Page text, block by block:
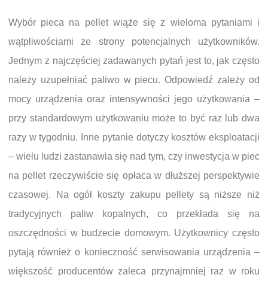
Wybór pieca na pellet wiąże się z wieloma pytaniami i
wątpliwościami ze strony potencjalnych użytkowników.
Jednym z najczęściej zadawanych pytań jest to, jak często
należy uzupełniać paliwo w piecu. Odpowiedź zależy od
mocy urządzenia oraz intensywności jego użytkowania –
przy standardowym użytkowaniu może to być raz lub dwa
razy w tygodniu. Inne pytanie dotyczy kosztów eksploatacji
– wielu ludzi zastanawia się nad tym, czy inwestycja w piec
na pellet rzeczywiście się opłaca w dłuższej perspektywie
czasowej. Na ogół koszty zakupu pellety są niższe niż
tradycyjnych paliw kopalnych, co przekłada się na
oszczędności w budżecie domowym. Użytkownicy często
pytają również o konieczność serwisowania urządzenia –
większość producentów zaleca przynajmniej raz w roku